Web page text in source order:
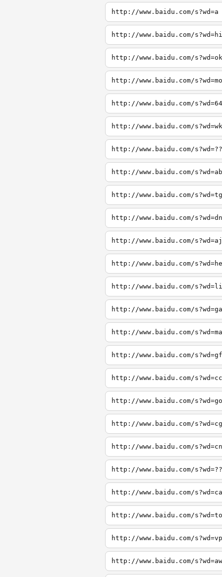
http://www.baidu.com/s?wd=a
http://www.baidu.com/s?wd=hi
http://www.baidu.com/s?wd=ok
http://www.baidu.com/s?wd=mo
http://www.baidu.com/s?wd=64
http://www.baidu.com/s?wd=wk
http://www.baidu.com/s?wd=??
http://www.baidu.com/s?wd=ab
http://www.baidu.com/s?wd=tg
http://www.baidu.com/s?wd=dn
http://www.baidu.com/s?wd=aj
http://www.baidu.com/
http://www.baidu.com/
http://www.baidu.com/
http://www.baidu.com/
http://www.baidu.com/
http://www.baidu.com/
http://www.baidu.com/
http://www.baidu.com/
http://www.baidu.com/
http://www.baidu.com/
http://www.baidu.com/
http://www.baidu.com/
http://www.baidu.com/
http://www.baidu.com/